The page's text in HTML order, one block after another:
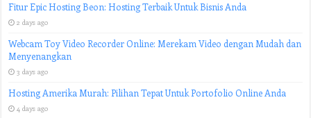
Fitur Epic Hosting Beon: Hosting Terbaik Untuk Bisnis Anda
2 days ago
Webcam Toy Video Recorder Online: Merekam Video dengan Mudah dan
Menyenangkan
3 days ago
Hosting Amerika Murah: Pilihan Tepat Untuk Portofolio Online Anda
4 days ago